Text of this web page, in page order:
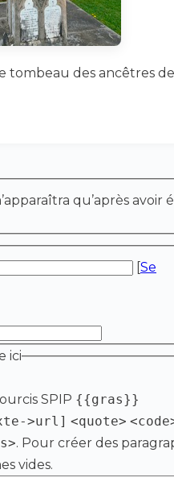
tombeau des ancêtres de
qu’après avoir
[Se
ici
SPIP {{gras}}
>url] <quote>
. Pour créer des
vides.